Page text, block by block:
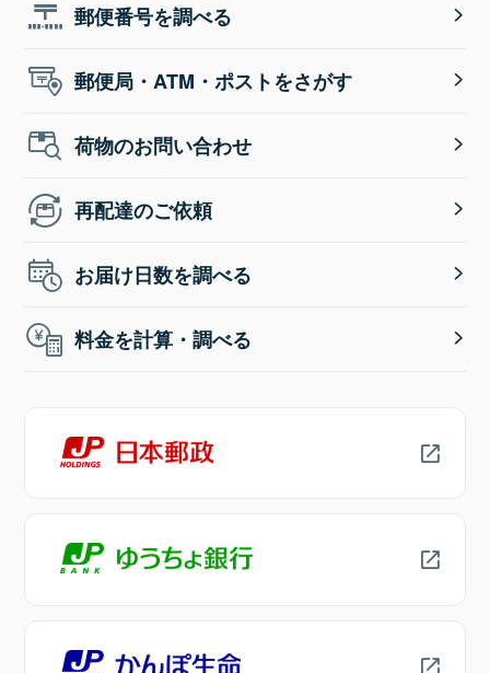
郵便番号を調べる
郵便局・ATM・ポストをさがす
荷物のお問い合わせ
再配達のご依頼
お届け日数を調べる
料金を計算・調べる